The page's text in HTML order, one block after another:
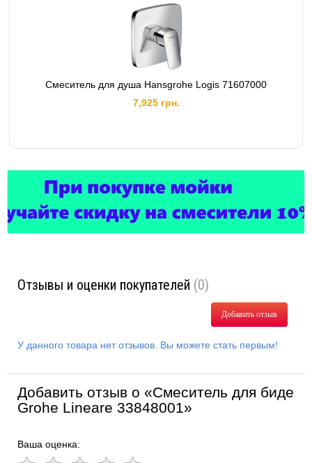
Смеситель для душа Hansgrohe Logis 71607000
7,925 грн.
Отзывы и оценки покупателей (0)
Добавить отзыв
У данного товара нет отзывов. Вы можете стать первым!
Добавить отзыв о «Смеситель для биде
Grohe Lineare 33848001»
Ваша оценка: